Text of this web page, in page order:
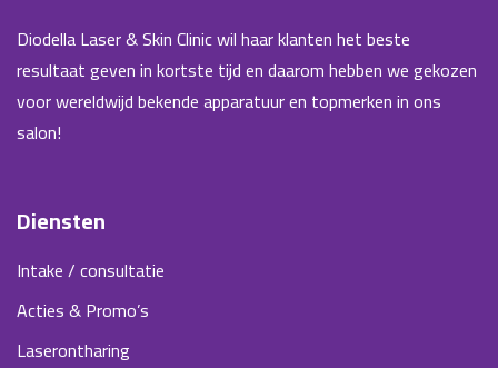
Diodella Laser & Skin Clinic wil haar klanten het beste
resultaat geven in kortste tijd en daarom hebben we gekozen
voor wereldwijd bekende apparatuur en topmerken in ons
salon!
Diensten
Intake / consultatie
Acties & Promo’s
Laserontharing